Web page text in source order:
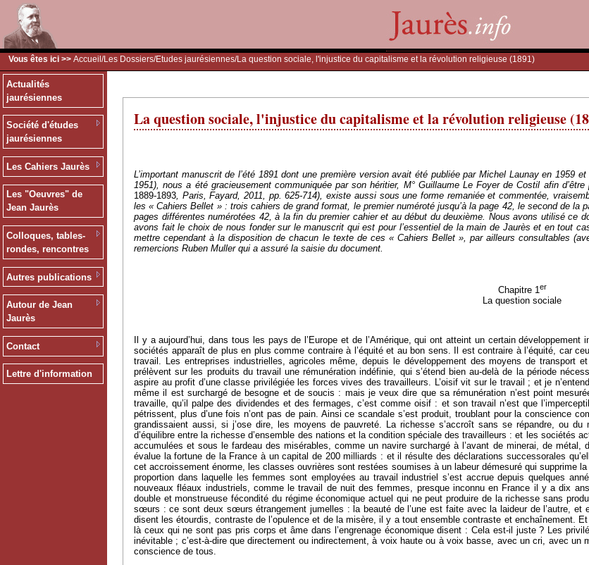
Vous êtes ici >> Accueil /Les Dossiers/Etudes jaurésiennes/La question sociale, l'injustice du capitalisme et la révolution religieuse (1891)
Actualités
jaurésiennes
Société d'études
jaurésiennes
Les Cahiers Jaurès
Les "Oeuvres" de
Jean Jaurès
Colloques, tables-
rondes, rencontres
Autres publications
Autour de Jean
Jaurès
Contact
Lettre d'information
La question sociale, l'injustice du capitalisme et la révolution religieuse
L’important manuscrit de l’été 1891 dont une première version avait été publiée par Michel Launay en 1959
1951), nous a été gracieusement communiquée par son héritier, M° Guillaume Le Foyer de Costil afin d’être
1889-1893 , Paris, Fayard, 2011, pp. 625-714), existe aussi sous une forme remaniée et commentée,
les « Cahiers Bellet » : trois cahiers de grand format, le premier numéroté jusqu’à la page 42, le second de
pages différentes numérotées 42, à la fin du premier cahier et au début du deuxième. Nous avons utilisé ce
avons fait le choix de nous fonder sur le manuscrit qui est pour l’essentiel de la main de Jaurès et en tout
mettre cependant à la disposition de chacun le texte de ces « Cahiers Bellet », par ailleurs consultables
remercions Ruben Muller qui a assuré la saisie du document.
Chapitre 1er
La question sociale
Il y a aujourd’hui, dans tous les pays de l’Europe et de l’Amérique, qui ont atteint un certain
sociétés apparaît de plus en plus comme contraire à l’équité et au bon sens. Il est contraire à l’équité, car
travail. Les entreprises industrielles, agricoles même, depuis le développement des moyens de
prélèvent sur les produits du travail une rémunération indéfinie, qui s’étend bien au-delà de la période
aspire au profit d’une classe privilégiée les forces vives des travailleurs. L’oisif vit sur le travail ; et je
même il est surchargé de besogne et de soucis : mais je veux dire que sa rémunération n’est point
travaille, qu’il palpe des dividendes et des fermages, c’est comme oisif : et son travail n’est que
pétrissent, plus d’une fois n’ont pas de pain. Ainsi ce scandale s’est produit, troublant pour la conscience
grandissaient aussi, si j’ose dire, les moyens de pauvreté. La richesse s’accroît sans se répandre, ou
d’équilibre entre la richesse d’ensemble des nations et la condition spéciale des travailleurs : et les sociétés
accumulées et sous le fardeau des misérables, comme un navire surchargé à l’avant de minerai, de métal,
évalue la fortune de la France à un capital de 200 milliards : et il résulte des déclarations successorales
cet accroissement énorme, les classes ouvrières sont restées soumises à un labeur démesuré qui supprime
proportion dans laquelle les femmes sont employées au travail industriel s’est accrue depuis quelques
nouveaux fléaux industriels, comme le travail de nuit des femmes, presque inconnu en France il y a dix
double et monstrueuse fécondité du régime économique actuel qui ne peut produire de la richesse sans
sœurs : ce sont deux sœurs étrangement jumelles : la beauté de l’une est faite avec la laideur de l’autre,
disent les étourdis, contraste de l’opulence et de la misère, il y a tout ensemble contraste et enchaînement.
là ceux qui ne sont pas pris corps et âme dans l’engrenage économique disent : Cela est-il juste ? Les
inévitable ; c’est-à-dire que directement ou indirectement, à voix haute ou à voix basse, avec un cri, avec
conscience de tous.